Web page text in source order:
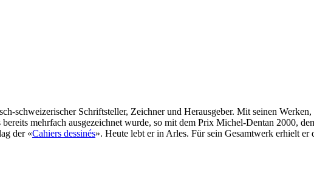
schweizerischer Schriftsteller, Zeichner und Herausgeber. Mit seinen
mehrfach ausgezeichnet wurde, so mit dem Prix Michel-Dentan 2000,
der «Cahiers dessinés». Heute lebt er in Arles. Für sein Gesamtwerk erhielt er